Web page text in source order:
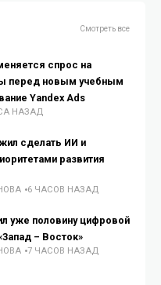
Смотреть все
спрос на
перед новым учебным
Yandex Ads
НАЗАД
сделать ИИ и
развития
6 ЧАСОВ НАЗАД
уже половину цифровой
– Восток»
7 ЧАСОВ НАЗАД